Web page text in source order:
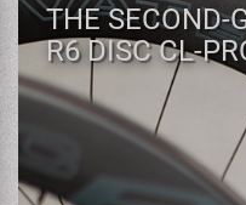
THE SECOND-
R6 DISC CL-